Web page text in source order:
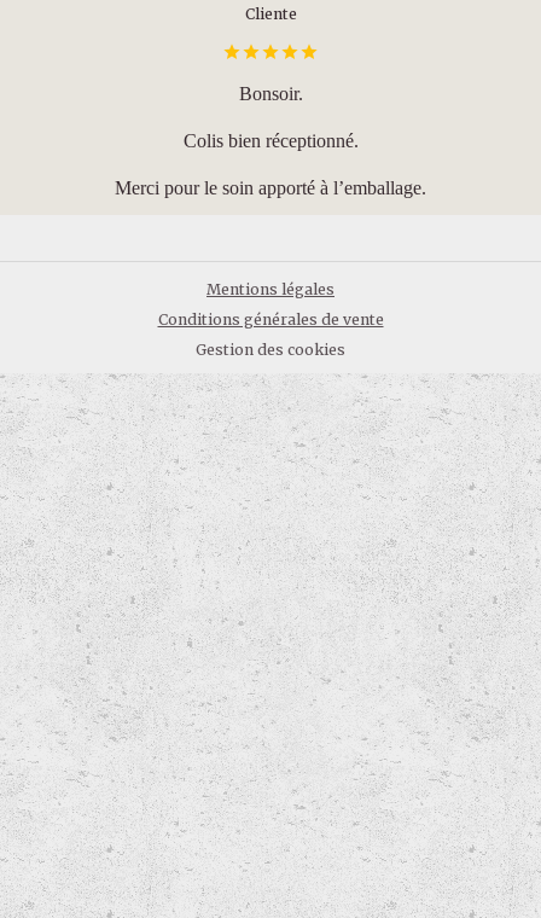
Cliente
Bonsoir.
Colis bien réceptionné.
Merci pour le soin apporté à l’emballage.
Mentions légales
Conditions générales de vente
Gestion des cookies